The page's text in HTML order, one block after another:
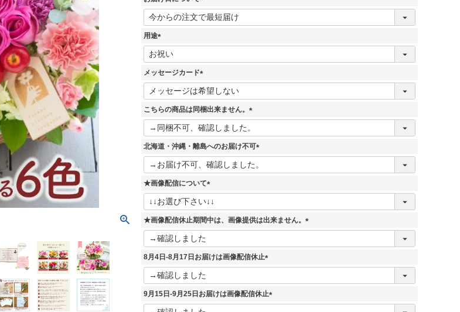
(
必
用途
(
必
須
メッセージカード
(
必
須
こちらの商品は同梱出来ません。
(
必
須
北海道・沖縄・離島へのお届け不可
(
必
★画像配信について
(
必
須
★画像配信休止期間中は、画像提供は出来ません。
(
8月4日-8月17日お届けは画像配信休止
(
須
9月15日-9月25日お届けは画像配信休止
(